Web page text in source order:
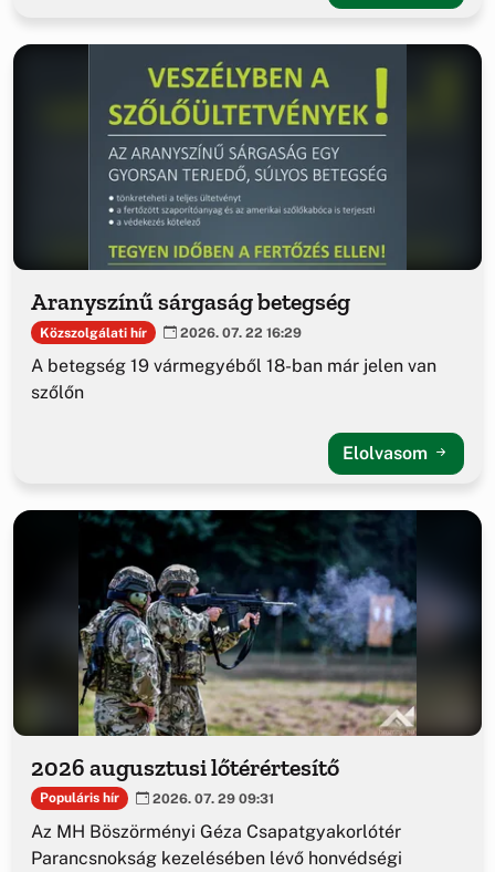
Aranyszínű sárgaság betegség
Közszolgálati hír 2026. 07. 22 16:29
A betegség 19 vármegyéből 18-ban már jelen van
szőlőn
Elolvasom
2026 augusztusi lőtérértesítő
Populáris hír 2026. 07. 29 09:31
Az MH Böszörményi Géza Csapatgyakorlótér
Parancsnokság kezelésében lévő honvédségi